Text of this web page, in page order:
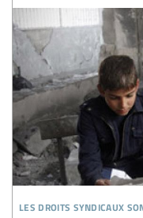
les droits syndicaux